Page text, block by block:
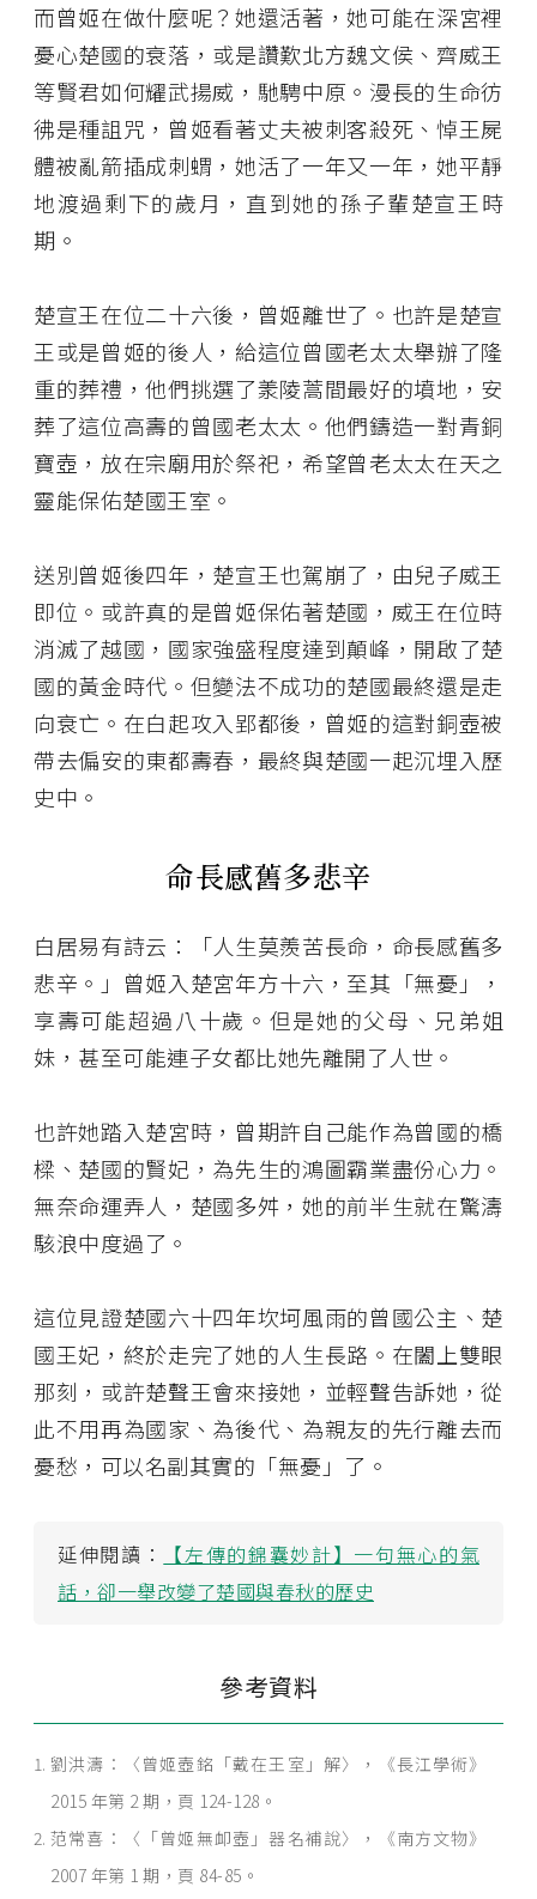
而曾姬在做什麼呢？她還活著，她可能在深宮裡
憂心楚國的衰落，或是讚歎北方魏文侯、齊威王
等賢君如何耀武揚威，馳騁中原。漫長的生命彷
彿是種詛咒，曾姬看著丈夫被刺客殺死、悼王屍
體被亂箭插成刺蝟，她活了一年又一年，她平靜
地渡過剩下的歲月，直到她的孫子輩楚宣王時
期。
楚宣王在位二十六後，曾姬離世了。也許是楚宣
王或是曾姬的後人，給這位曾國老太太舉辦了隆
重的葬禮，他們挑選了羕陵蒿間最好的墳地，安
葬了這位高壽的曾國老太太。他們鑄造一對青銅
寶壺，放在宗廟用於祭祀，希望曾老太太在天之
靈能保佑楚國王室。
送別曾姬後四年，楚宣王也駕崩了，由兒子威王
即位。或許真的是曾姬保佑著楚國，威王在位時
消滅了越國，國家強盛程度達到顛峰，開啟了楚
國的黃金時代。但變法不成功的楚國最終還是走
向衰亡。在白起攻入郢都後，曾姬的這對銅壺被
帶去偏安的東都壽春，最終與楚國一起沉埋入歷
史中。
命長感舊多悲辛
白居易有詩云：「人生莫羨苦長命，命長感舊多
悲辛。」曾姬入楚宮年方十六，至其「無憂」，
享壽可能超過八十歲。但是她的父母、兄弟姐
妹，甚至可能連子女都比她先離開了人世。
也許她踏入楚宮時，曾期許自己能作為曾國的橋
樑、楚國的賢妃，為先生的鴻圖霸業盡份心力。
無奈命運弄人，楚國多舛，她的前半生就在驚濤
駭浪中度過了。
這位見證楚國六十四年坎坷風雨的曾國公主、楚
國王妃，終於走完了她的人生長路。在闔上雙眼
那刻，或許楚聲王會來接她，並輕聲告訴她，從
此不用再為國家、為後代、為親友的先行離去而
憂愁，可以名副其實的「無憂」了。
延伸閱讀：
【左傳的錦囊妙計】一句無心的氣
話，卻一舉改變了楚國與春秋的歷史
參考資料
劉洪濤：〈曾姬壺銘「戴在王室」解〉，《長江學術》
2015 年第 2 期，頁 124-128。
范常喜：〈「曾姬無卹壺」器名補說〉，《南方文物》
2007 年第 1 期，頁 84-85。